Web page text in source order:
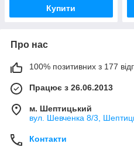
Купити
Про нас
100% позитивних з 177
Працює з 26.06.2013
м. Шептицький
вул. Шевченка 8/3,
Контакти